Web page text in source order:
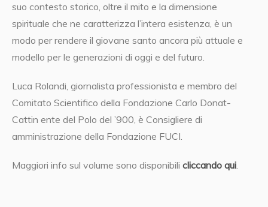
suo contesto storico, oltre il mito e la dimensione
spirituale che ne caratterizza l’intera esistenza, è un
modo per rendere il giovane santo ancora più attuale e
modello per le generazioni di oggi e del futuro.
Luca Rolandi, giornalista professionista e membro del
Comitato Scientifico della Fondazione Carlo Donat-
Cattin ente del Polo del ’900, è Consigliere di
amministrazione della Fondazione FUCI.
Maggiori info sul volume sono disponibili cliccando qui.